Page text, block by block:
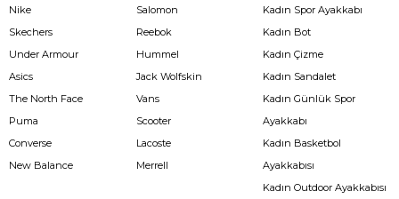
Nike
Skechers
Under Armour
Asics
The North Face
Puma
Converse
New Balance
Salomon
Reebok
Hummel
Jack Wolfskin
Vans
Scooter
Lacoste
Merrell
Kadın Spor Ayakkabı
Kadın Bot
Kadın Çizme
Kadın Sandalet
Kadın Günlük Spor
Ayakkabı
Kadın Basketbol
Ayakkabısı
Kadın Outdoor Ayakkabısı